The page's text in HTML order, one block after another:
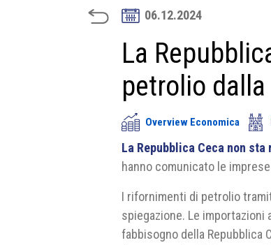
06.12.2024
La
petrolio dalla
Overview Economica
La Repubblica Ceca non
hanno comunicato le
I rifornimenti di petrolio
spiegazione. Le
fabbisogno della Repubblica